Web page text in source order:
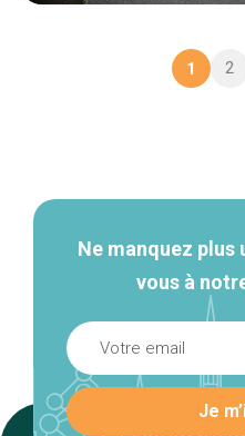
1 2
Ne manquez plus
vous à